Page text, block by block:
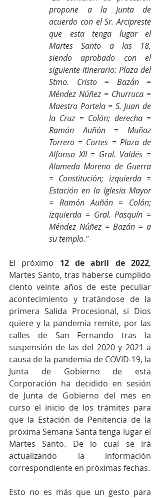
propone a la Junta de
acuerdo con el Sr. Arcipreste
que esta tenga lugar el
Martes Santo a las 18,
siendo aprobado con el
siguiente itinerario: Plaza del
Stmo. Cristo = Bazán =
Méndez Núñez = Churruca =
Maestro Portela = S. Juan de
la Cruz = Colón; derecha =
Ramón Auñón = Muñoz
Torrero = Cortes = Plaza de
Alfonso XII = Gral. Valdés =
Alameda Moreno de Guerra
= Constitución; izquierda =
Estación en la Iglesia Mayor
= Ramón Auñón = Colón;
izquierda = Gral. Pasquín =
Méndez Núñez = Bazán = a
su templo."
El próximo 12 de abril de 2022,
Martes Santo, tras haberse cumplido
ciento veinte años de este peculiar
acontecimiento y tratándose de la
primera Salida Procesional, si Dios
quiere y la pandemia remite, por las
calles de San Fernando tras la
suspensión de las del 2020 y 2021 a
causa de la pandemia de COVID-19, la
Junta de Gobierno de esta
Corporación ha decidido en sesión
de Junta de Gobierno del mes en
curso el inicio de los trámites para
que la Estación de Penitencia de la
próxima Semana Santa tenga lugar el
Martes Santo. De lo cual se irá
actualizando la información
correspondiente en próximas fechas.
Esto no es más que un gesto para